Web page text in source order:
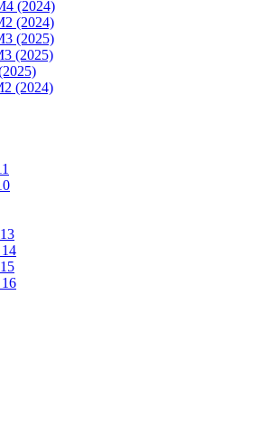
(2024)
(2024)
(2025)
(2025)
(2024)